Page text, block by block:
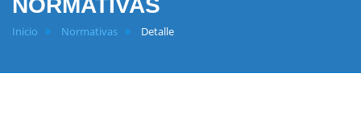
NORMATIVAS
Inicio Normativas Detalle